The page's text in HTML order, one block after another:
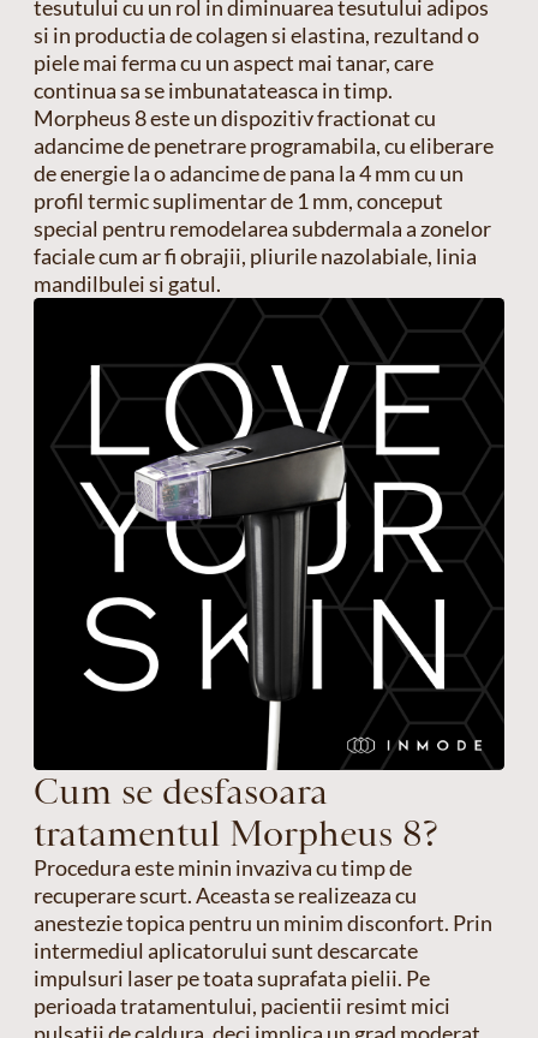
tesutului cu un rol in diminuarea tesutului adipos
si in productia de colagen si elastina, rezultand o
piele mai ferma cu un aspect mai tanar, care
continua sa se imbunatateasca in timp.
Morpheus 8 este un dispozitiv fractionat cu
adancime de penetrare programabila, cu eliberare
de energie la o adancime de pana la 4 mm cu un
profil termic suplimentar de 1 mm, conceput
special pentru remodelarea subdermala a zonelor
faciale cum ar fi obrajii, pliurile nazolabiale, linia
mandilbulei si gatul.
Cum se desfasoara
tratamentul Morpheus 8?
Procedura este minin invaziva cu timp de
recuperare scurt. Aceasta se realizeaza cu
anestezie topica pentru un minim disconfort. Prin
intermediul aplicatorului sunt descarcate
impulsuri laser pe toata suprafata pielii. Pe
perioada tratamentului, pacientii resimt mici